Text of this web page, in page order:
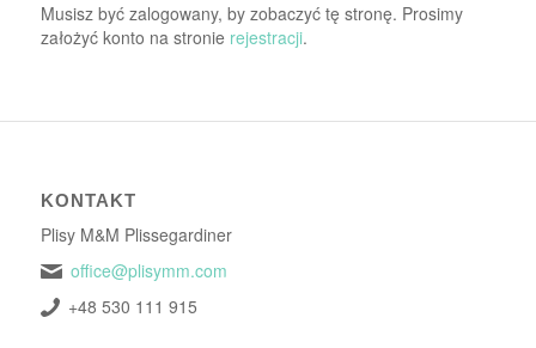
Musisz być zalogowany, by zobaczyć tę stronę. Prosimy
założyć konto na stronie rejestracji.
KONTAKT
Plisy M&M Plissegardiner
office@plisymm.com
+48 530 111 915